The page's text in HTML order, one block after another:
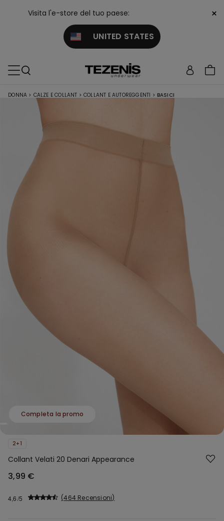
Visita l'e-store del tuo paese:
UNITED STATES
×
DONNA > CALZE E COLLANT > COLLANT E AUTOREGGENTI > BASICI
Completa la promo
2+1
Collant Velati 20 Denari Appearance
3,99 €
4,6 464 Recensioni